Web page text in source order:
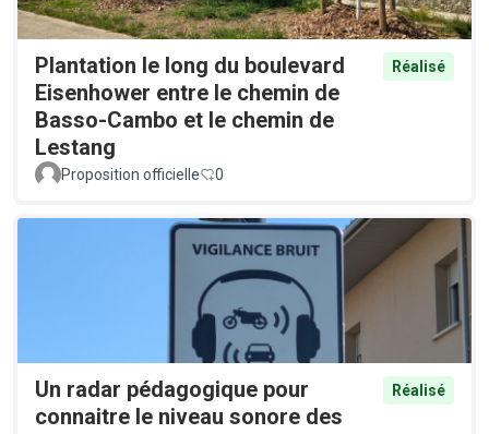
Plantation le long du boulevard
Eisenhower entre le chemin de
Basso-Cambo et le chemin de
Lestang
Réalisé
Proposition officielle 0
Un radar pédagogique pour
connaitre le niveau sonore des
Réalisé